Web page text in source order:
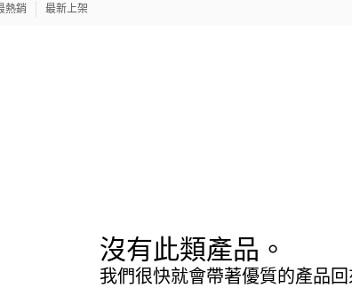
熱銷 最新上架
沒有此類產品。
我們很快就會帶著優質的產品